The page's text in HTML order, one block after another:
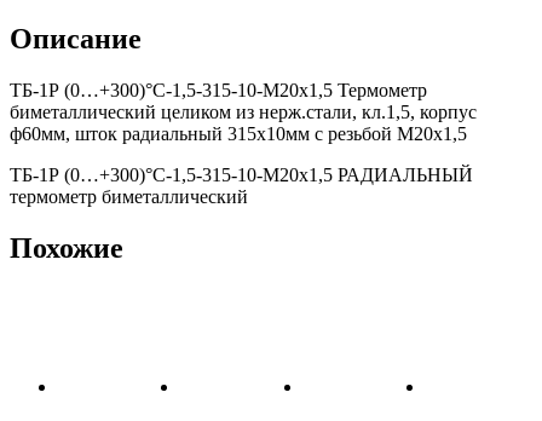
Описание
ТБ-1Р (0…+300)°С-1,5-315-10-М20х1,5 Термометр
биметаллический целиком из нерж.стали, кл.1,5, корпус
ф60мм, шток радиальный 315х10мм с резьбой М20х1,5
ТБ-1Р (0…+300)°С-1,5-315-10-М20х1,5 РАДИАЛЬНЫЙ
термометр биметаллический
Похожие